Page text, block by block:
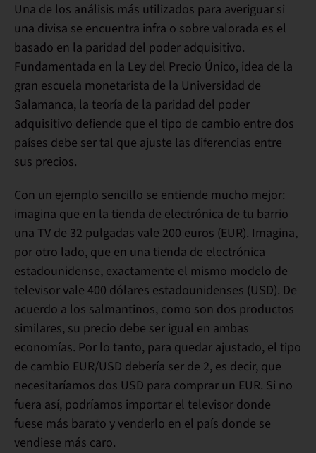
Una de los análisis más utilizados para averiguar si
una divisa se encuentra infra o sobre valorada es el
basado en la paridad del poder adquisitivo.
Fundamentada en la Ley del Precio Único, idea de la
gran escuela monetarista de la Universidad de
Salamanca, la teoría de la paridad del poder
adquisitivo defiende que el tipo de cambio entre dos
países debe ser tal que ajuste las diferencias entre
sus precios.
Con un ejemplo sencillo se entiende mucho mejor:
imagina que en la tienda de electrónica de tu barrio
una TV de 32 pulgadas vale 200 euros (EUR). Imagina,
por otro lado, que en una tienda de electrónica
estadounidense, exactamente el mismo modelo de
televisor vale 400 dólares estadounidenses (USD). De
acuerdo a los salmantinos, como son dos productos
similares, su precio debe ser igual en ambas
economías. Por lo tanto, para quedar ajustado, el tipo
de cambio EUR/USD debería ser de 2, es decir, que
necesitaríamos dos USD para comprar un EUR. Si no
fuera así, podríamos importar el televisor donde
fuese más barato y venderlo en el país donde se
vendiese más caro.